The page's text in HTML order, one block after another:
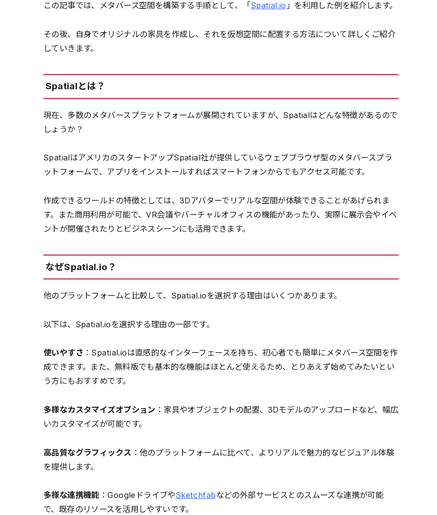
この記事では、メタバース空間を構築する手順として、「Spatial.io」を利用した例を紹介します。
その後、自身でオリジナルの家具を作成し、それを仮想空間に配置する方法について詳しくご紹介
していきます。
Spatialとは？
現在、多数のメタバースプラットフォームが展開されていますが、Spatialはどんな特徴があるので
しょうか？
SpatialはアメリカのスタートアップSpatial社が提供しているウェブブラウザ型のメタバースプラ
ットフォームで、アプリをインストールすればスマートフォンからでもアクセス可能です。
作成できるワールドの特徴としては、3Dアバターでリアルな空間が体験できることがあげられま
す。また商用利用が可能で、VR会議やバーチャルオフィスの機能があったり、実際に展示会やイベ
ントが開催されたりとビジネスシーンにも活用できます。
なぜSpatial.io？
他のプラットフォームと比較して、Spatial.ioを選択する理由はいくつかあります。
以下は、Spatial.ioを選択する理由の一部です。
使いやすさ ：Spatial.ioは直感的なインターフェースを持ち、初心者でも簡単にメタバース空間を作
成できます。また、無料版でも基本的な機能はほとんど使えるため、とりあえず始めてみたいとい
う方にもおすすめです。
多様なカスタマイズオプション ：家具やオブジェクトの配置、3Dモデルのアップロードなど、幅広
いカスタマイズが可能です。
高品質なグラフィックス ：他のプラットフォームに比べて、よりリアルで魅力的なビジュアル体験
を提供します。
多様な連携機能 ：GoogleドライブやSketchfab などの外部サービスとのスムーズな連携が可能
で、既存のリソースを活用しやすいです。